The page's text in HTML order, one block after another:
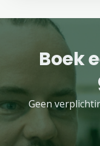
Boek
Geen